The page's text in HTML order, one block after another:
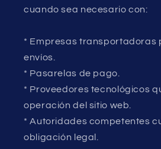
cuando sea necesario con:
* Empresas transportadoras
envíos.
* Pasarelas de pago.
* Proveedores tecnológicos
operación del sitio web.
* Autoridades competentes
obligación legal.